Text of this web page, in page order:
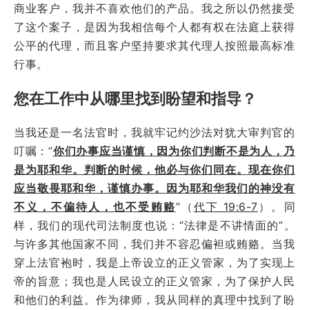
商业客户，我并不喜欢他们的产品。我之所以仍然接受
了这个案子，是因为我相信每个人都有权在法庭上获得
公平的代理，而且客户坚持要求其代理人按照最高标准
行事。
您在工作中从哪里找到盼望和指导？
当我还是一名法官时，我就牢记约沙法对犹大审判官的
叮嘱：“你们办事应当谨慎，因为你们判断不是为人，乃
是为耶和华。判断的时候，他必与你们同在。现在你们
应当敬畏耶和华，谨慎办事。因为耶和华我们的神没有
不义，不偏待人，也不受贿赂”（ 代下 19:6-7 ）。同
样，我们的现代司法制度也说：“法律是不讲情面的”。
与许多其他国家不同，我们并不容忍偏袒或贿赂。当我
穿上法官袍时，我是上帝设立的正义管家，为了实现上
帝的旨意；我也是人民设立的正义管家，为了保护人民
和他们的利益。作为律师，我从同样的真理中找到了盼